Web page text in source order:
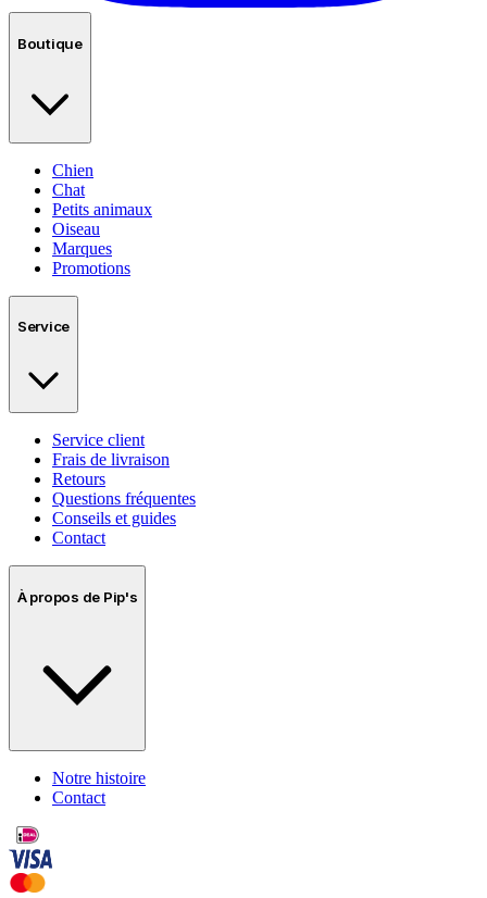
Boutique
Chien
Chat
Petits animaux
Oiseau
Marques
Promotions
Service
Service client
Frais de livraison
Retours
Questions fréquentes
Conseils et guides
Contact
À propos de Pip's
Notre histoire
Contact